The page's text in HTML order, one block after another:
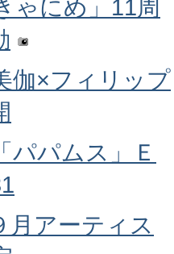
ゃにめ」11周
伽×フィリップ
パパムス」Ｅ
月アーティス